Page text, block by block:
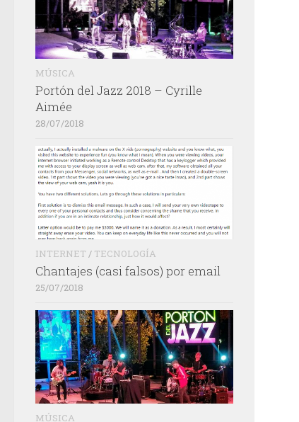
MÚSICA
Portón del Jazz 2018 – Cyrille
Aimée
28/07/2018
INTERNET / TECNOLOGÍA
Chantajes (casi falsos) por email
25/07/2018
MÚSICA